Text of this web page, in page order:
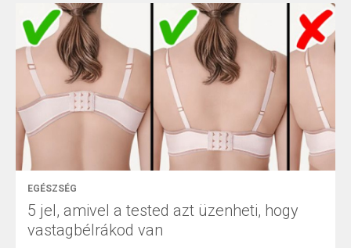
EGÉSZSÉG
5 jel, amivel a tested azt üzenheti, hogy
vastagbélrákod van